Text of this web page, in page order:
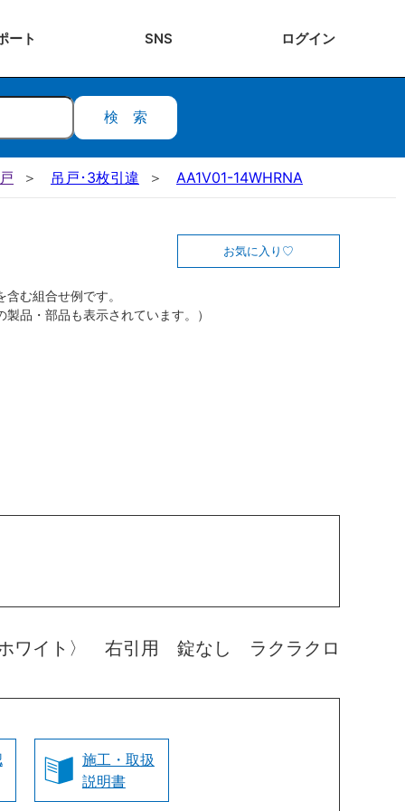
ート SNS ログイン
検索
吊戸･3枚引違 AA1V01-14WHRNA
お気に入り
む組合せ例です。
製品・部品も表示されています。）
ワイト〉 右引用 錠なし ラクラクロ
施工・取扱
説明書